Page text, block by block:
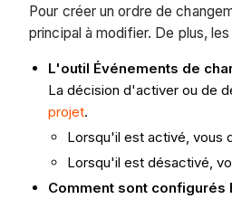
Pour créer un ordre de
principal à modifier. De plus,
L'outil Événements de
La décision d'activer ou de
projet.
Lorsqu'il est activé, vous
Lorsqu'il est désactivé,
Comment sont